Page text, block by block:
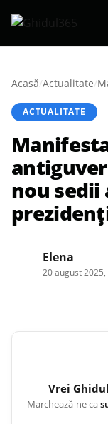
Acasă/Actualitate/
ACTUALITATE
nou
Elena
20 august 2025,
Vrei
Marchează-ne ca